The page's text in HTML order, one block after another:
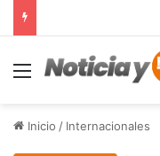
Menú
Inicio / Internacionales